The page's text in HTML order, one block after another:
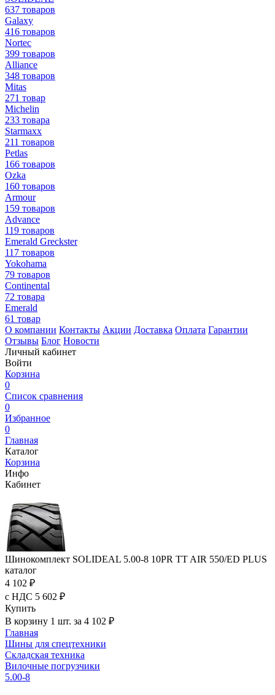
637 товаров
Galaxy
416 товаров
Nortec
399 товаров
Alliance
348 товаров
Mitas
271 товар
Michelin
233 товара
Starmaxx
211 товаров
Petlas
166 товаров
Ozka
160 товаров
Armour
159 товаров
Advance
119 товаров
Emerald Greckster
117 товаров
Yokohama
79 товаров
Continental
72 товара
Emerald
61 товар
О компании Контакты Акции Доставка Оплата Гарантии
Отзывы Блог Новости
Личный кабинет
Войти
Корзина
0
Список сравнения
0
Избранное
0
Главная
Каталог
Корзина
Инфо
Кабинет
Шинокомплект SOLIDEAL 5.00-8 10PR TT AIR 550/ED PLUS
каталог
4 102 ₽
с НДС 5 602 ₽
Купить
В корзину 1 шт. за 4 102 ₽
Главная
Шины для спецтехники
Складская техника
Вилочные погрузчики
5.00-8